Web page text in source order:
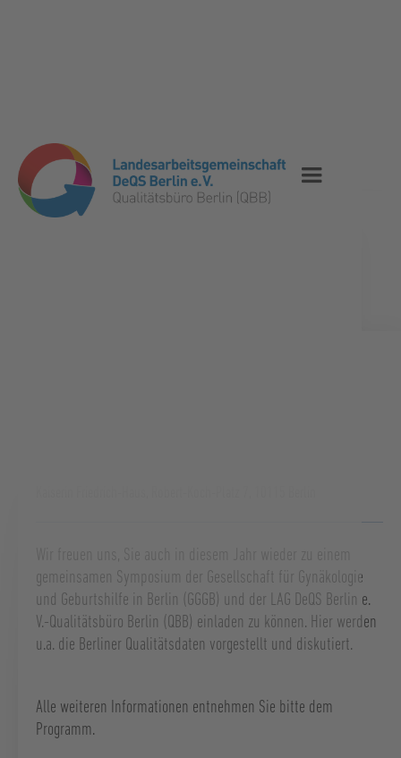
VERANSTALTUNGEN
gemeinsamen Symposium der Gesellschaft für Gynäkologie
und Geburtshilfe in Berlin (GGGB) und der LAG DeQS Berlin e.
V.-Qualitätsbüro Berlin (QBB) einladen zu können. Hier werden
u.a. die Berliner Qualitätsdaten vorgestellt und diskutiert.
Alle weiteren Informationen entnehmen Sie bitte dem
Programm.